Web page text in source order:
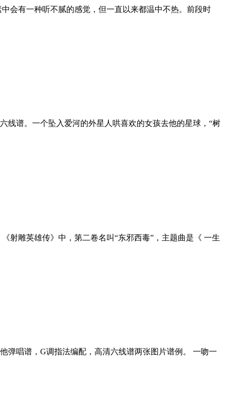
会有一种听不腻的感觉，但一直以来都温中不热。前段时
线谱。一个坠入爱河的外星人哄喜欢的女孩去他的星球，“树
射雕英雄传》中，第二卷名叫“东邪西毒”，主题曲是《 一生
弹唱谱，G调指法编配，高清六线谱两张图片谱例。 一吻一